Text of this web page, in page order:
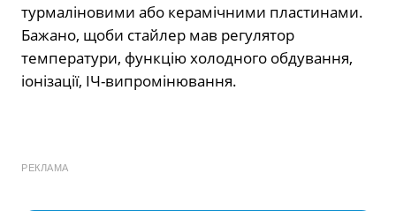
турмаліновими або керамічними пластинами.
Бажано, щоби стайлер мав регулятор
температури, функцію холодного обдування,
іонізації, ІЧ-випромінювання.
РЕКЛАМА